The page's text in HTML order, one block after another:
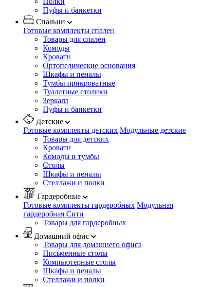
Пуфы и банкетки
Спальни
Готовые комплекты спален
Товары для спален
Комоды
Кровати
Ортопедические основания
Шкафы и пеналы
Тумбы прикроватные
Туалетные столики
Зеркала
Пуфы и банкетки
Детские
Готовые комплекты детских Модульные детские
Товары для детских
Кровати
Комоды и тумбы
Столы
Шкафы и пеналы
Стеллажи и полки
Гардеробные
Готовые комплекты гардеробных Модульная
гардеробная Сити
Товары для гардеробных
Домашний офис
Товары для домашнего офиса
Письменные столы
Компьютерные столы
Шкафы и пеналы
Стеллажи и полки